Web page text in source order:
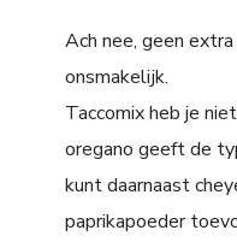
Ach nee, geen
onsmakelijk.
Taccomix heb je
oregano geeft de
kunt daarnaast
paprikapoeder